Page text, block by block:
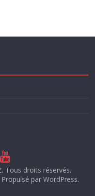
. Tous droits réservés.
Propulsé parWordPress.